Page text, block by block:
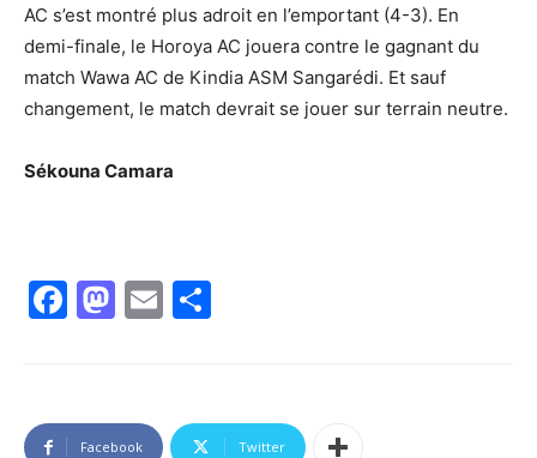
AC s’est montré plus adroit en l’emportant (4-3). En
demi-finale, le Horoya AC jouera contre le gagnant du
match Wawa AC de Kindia ASM Sangarédi. Et sauf
changement, le match devrait se jouer sur terrain neutre.
Sékouna Camara
Facebook
Mastodon
Email
Facebook Twitter